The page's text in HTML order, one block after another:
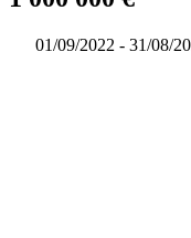
01/09/2022 - 31/08/